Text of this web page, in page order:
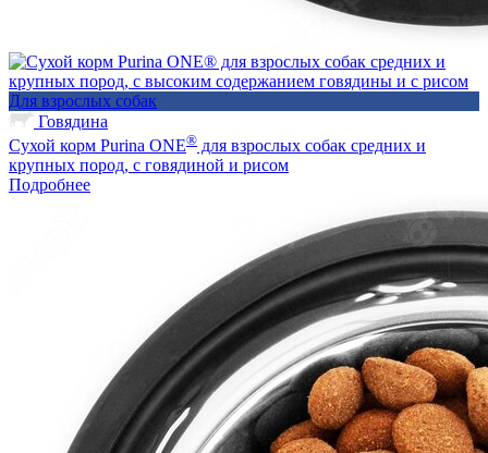
Для взрослых собак
Говядина
Сухой корм Purina ONE® для взрослых собак средних и
крупных пород, с говядиной и рисом
Подробнее